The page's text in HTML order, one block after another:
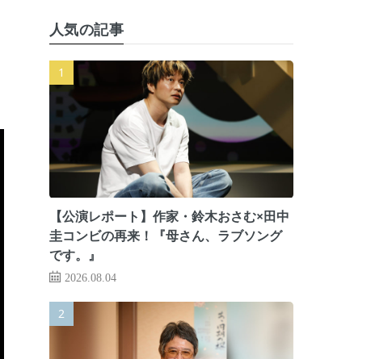
人気の記事
【公演レポート】作家・鈴木おさむ×田中
圭コンビの再来！『母さん、ラブソング
です。』
2026.08.04